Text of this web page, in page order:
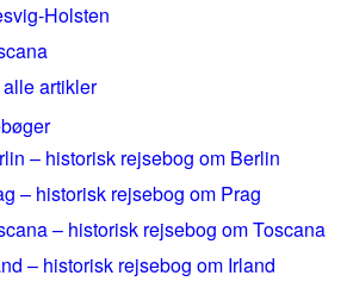
Holsten
artikler
– historisk rejsebog om Berlin
– historisk rejsebog om Prag
– historisk rejsebog om Toscana
– historisk rejsebog om Irland